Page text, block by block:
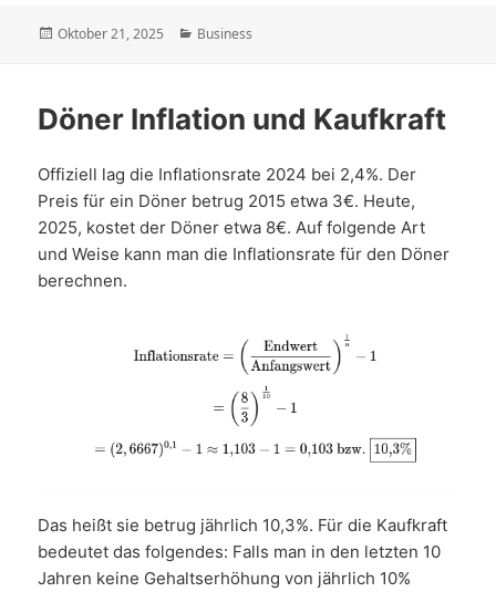
Veröffentlicht
Oktober 21, 2025 Kategorien
Business
Döner Inflation und Kaufkraft
Offiziell lag die Inflationsrate 2024 bei 2,4%. Der
Preis für ein Döner betrug 2015 etwa 3€. Heute,
2025, kostet der Döner etwa 8€. Auf folgende Art
und Weise kann man die Inflationsrate für den Döner
berechnen.
Das heißt sie betrug jährlich 10,3%. Für die Kaufkraft
bedeutet das folgendes: Falls man in den letzten 10
Jahren keine Gehaltserhöhung von jährlich 10%